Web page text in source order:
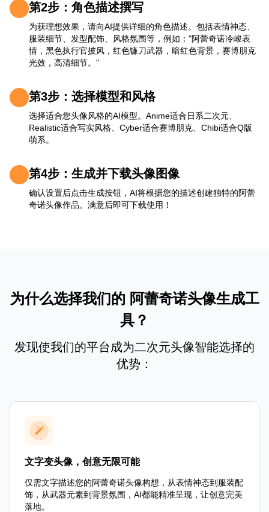
第2步：角色描述撰写
为获理想效果，请向AI提供详细的角色描述。包括表情神态、
服装细节、发型配饰、风格氛围等，例如："阿蕾奇诺冷峻表
情，黑色执行官披风，红色镰刀武器，暗红色背景，赛博朋克
光效，高清细节。"
第3步：选择模型和风格
选择适合您头像风格的AI模型。Anime适合日系二次元、
Realistic适合写实风格、Cyber适合赛博朋克、Chibi适合Q版
萌系。
第4步：生成并下载头像图像
确认设置后点击生成按钮，AI将根据您的描述创建独特的阿蕾
奇诺头像作品。满意后即可下载使用！
为什么选择我们的 阿蕾奇诺头像生成工
具？
发现使我们的平台成为二次元头像智能选择的
优势：
文字变头像，创意无限可能
仅需文字描述您的阿蕾奇诺头像构想，从表情神态到服装配
饰，从武器元素到背景氛围，AI都能精准呈现，让创意完美
落地。